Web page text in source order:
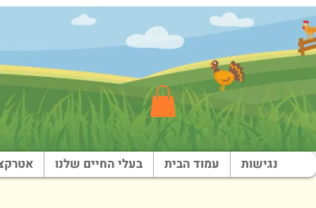
נגישות עמוד הבית בעלי החיים שלנו